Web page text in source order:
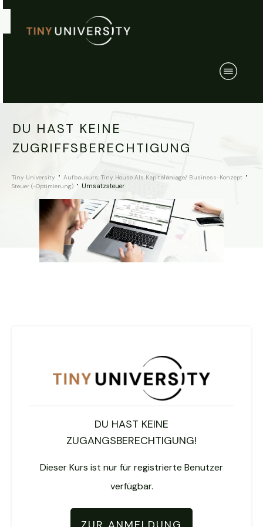
DU HAST KEINE
ZUGRIFFSBERECHTIGUNG
Tiny University
Aufbaukurs: Tiny House Als Kapitalanlage/ Business-Konzept
Steuer (-Optimierung)
Umsatzsteuer
DU HAST KEINE
ZUGANGSBERECHTIGUNG!
Dieser Kurs ist nur für registrierte Benutzer
verfügbar.